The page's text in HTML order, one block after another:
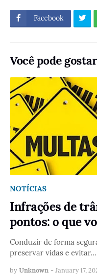
Facebook
Você pode gostar
NOTÍCIAS
Infrações de
pontos: o que
Conduzir de forma
preservar vidas e evitar…
by Unknown - January 17,